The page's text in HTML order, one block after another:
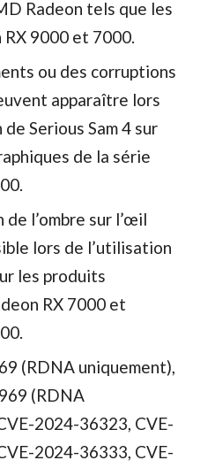
Radeon tels que les
RX 9000 et 7000.
ou des corruptions
apparaître lors
Serious Sam 4 sur
de la série
l’ombre sur l’œil
lors de l’utilisation
les produits
RX 7000 et
(RDNA uniquement),
(RDNA
2024-36323, CVE-
2024-36333, CVE-